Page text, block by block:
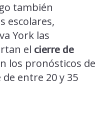
también
escolares,
York las
el cierre de
los pronósticos de
entre 20 y 35